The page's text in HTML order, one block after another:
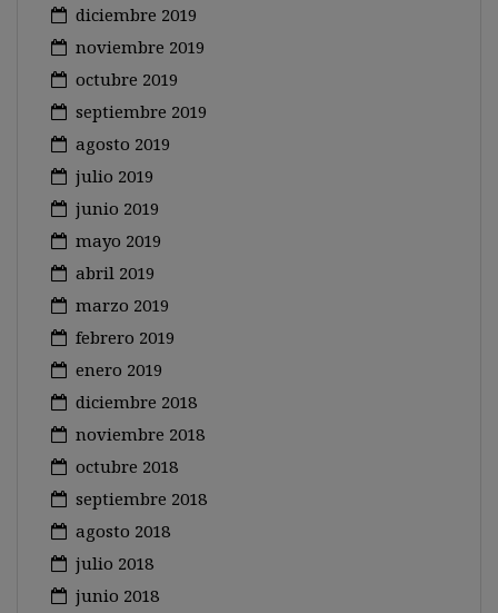
diciembre 2019
noviembre 2019
octubre 2019
septiembre 2019
agosto 2019
julio 2019
junio 2019
mayo 2019
abril 2019
marzo 2019
febrero 2019
enero 2019
diciembre 2018
noviembre 2018
octubre 2018
septiembre 2018
agosto 2018
julio 2018
junio 2018